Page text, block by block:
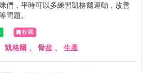
們，平時可以多練習凱格爾運動，改善
問題。
收藏
凱格爾 、 骨盆 、 生產